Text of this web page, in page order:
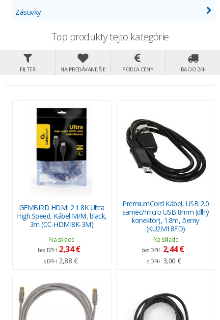
Zásuvky
Top produkty tejto kategórie
FILTER NAJPREDÁVANEJŠIE PODĽA CENY IBA DO 24H
GEMBIRD HDMI 2.1 8K Ultra
High Speed, Kábel M/M, black,
3m (CC-HDMI8K-3M)
Na sklade
bez DPH 2,34 €
s DPH 2,88 €
PremiumCord Kábel, USB 2.0
samec/micro USB 8mm (dlhý
konektor), 1.8m, čierny
(KU2M18FD)
Na sklade
bez DPH 2,44 €
s DPH 3,00 €